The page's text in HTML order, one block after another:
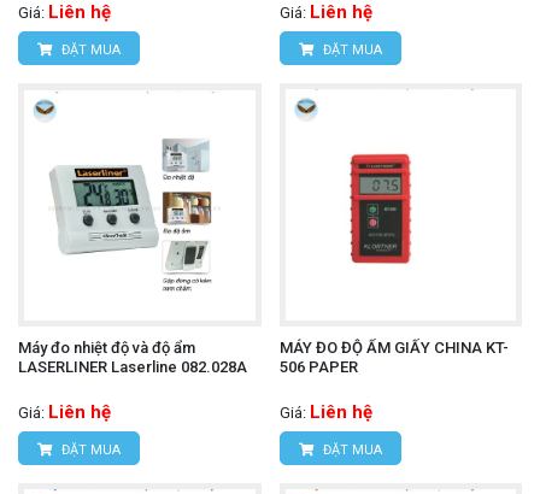
Giá: Liên hệ
ĐẶT MUA
Giá: Liên hệ
ĐẶT MUA
Máy đo nhiệt độ và độ ẩm
LASERLINER Laserline 082.028A
Giá: Liên hệ
ĐẶT MUA
MÁY ĐO ĐỘ ẨM GIẤY CHINA KT-
506 PAPER
Giá: Liên hệ
ĐẶT MUA